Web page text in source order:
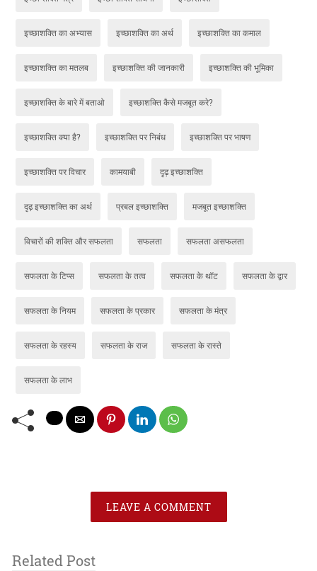
इच्छाशक्ति का अभ्यास इच्छाशक्ति का अर्थ इच्छाशक्ति का कमाल
इच्छाशक्ति का मतलब इच्छाशक्ति की जानकारी इच्छाशक्ति की भूमिका
इच्छाशक्ति के बारे में बताओ इच्छाशक्ति कैसे मजबूत करे?
इच्छाशक्ति क्या है? इच्छाशक्ति पर निबंध इच्छाशक्ति पर भाषण
इच्छाशक्ति पर विचार कामयाबी दृढ़ इच्छाशक्ति
दृढ़ इच्छाशक्ति का अर्थ प्रबल इच्छाशक्ति मजबूत इच्छाशक्ति
विचारों की शक्ति और सफलता सफलता सफलता असफलता
सफलता के टिप्स सफलता के तत्व सफलता के थॉट सफलता के द्वार
सफलता के नियम सफलता के प्रकार सफलता के मंत्र
सफलता के रहस्य सफलता के राज सफलता के रास्ते
सफलता के लाभ
LEAVE A COMMENT
Related Post